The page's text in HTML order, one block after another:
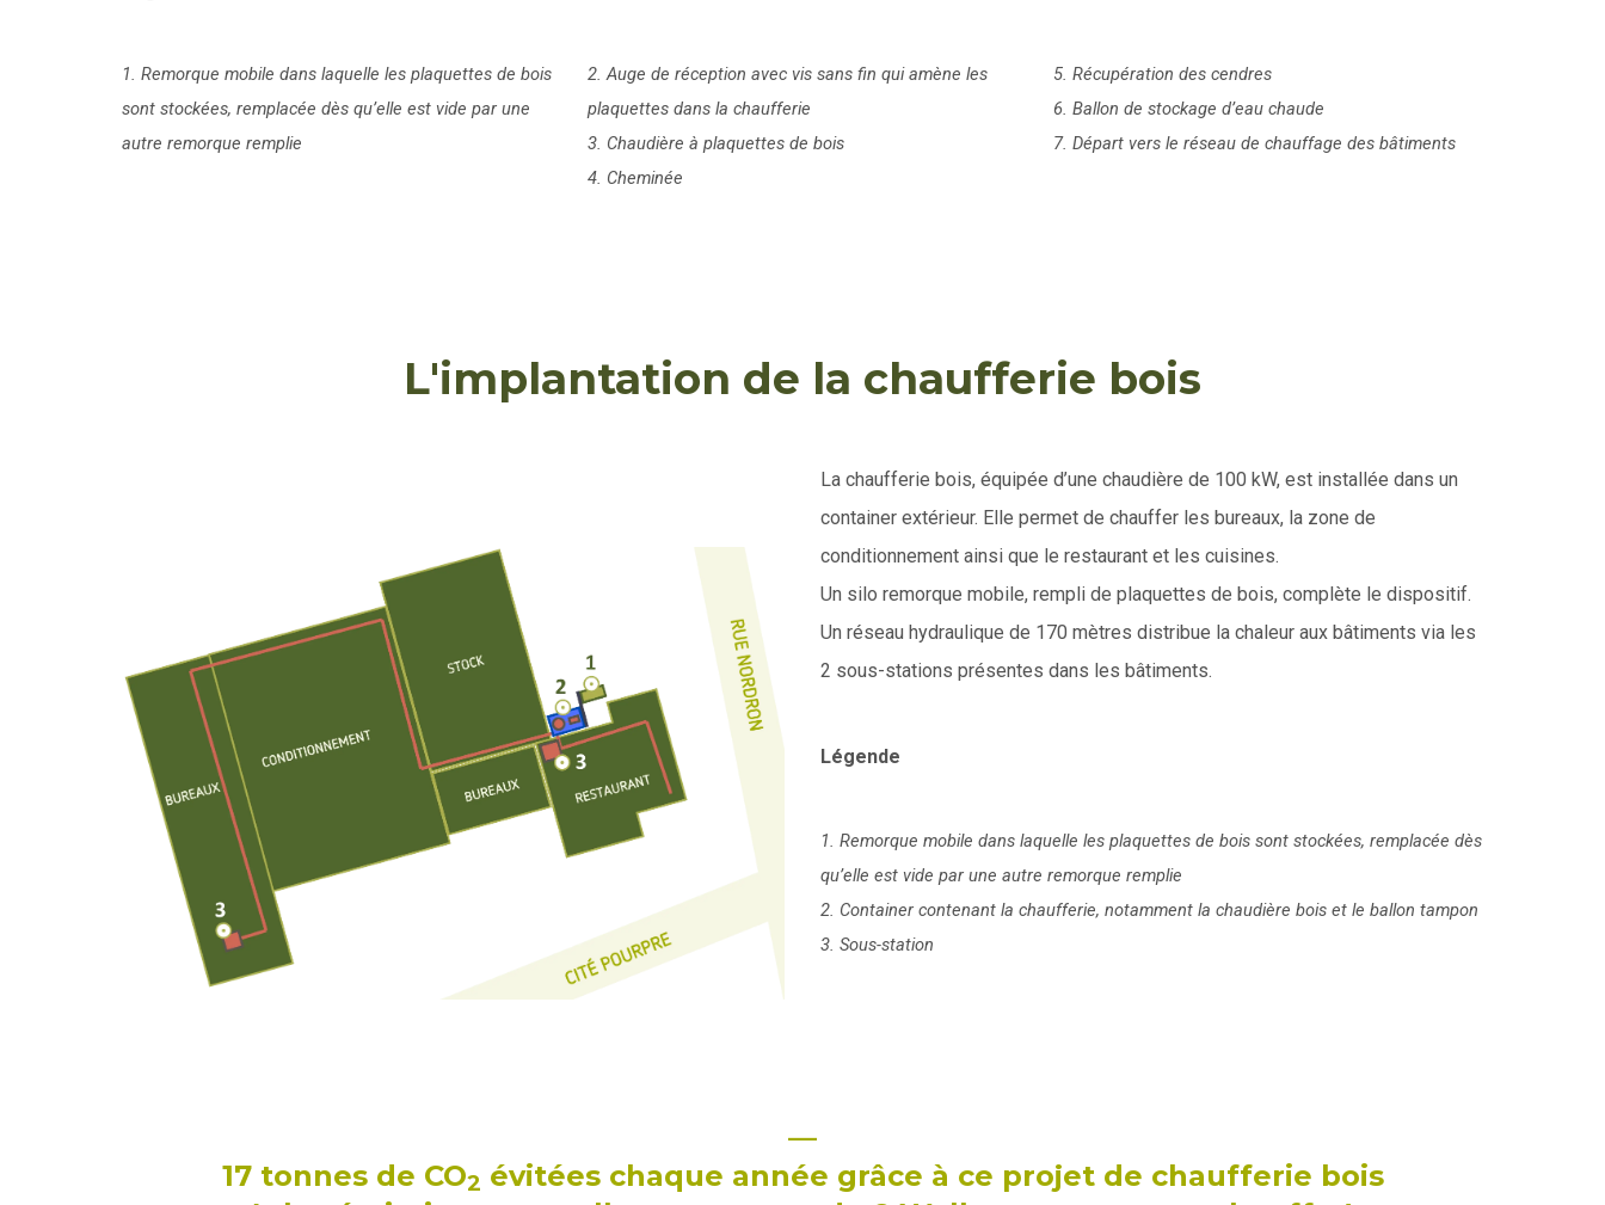
1. Remorque mobile dans laquelle les plaquettes de bois
sont stockées, remplacée dès qu’elle est vide par une
autre remorque remplie
2. Auge de réception avec vis sans fin qui amène les
plaquettes dans la chaufferie
3. Chaudière à plaquettes de bois
4. Cheminée
5. Récupération des cendres
6. Ballon de stockage d’eau chaude
7. Départ vers le réseau de chauffage des bâtiments
L'implantation de la chaufferie bois
La chaufferie bois, équipée d’une chaudière de 100 kW, est installée dans un
container extérieur. Elle permet de chauffer les bureaux, la zone de
conditionnement ainsi que le restaurant et les cuisines.
Un silo remorque mobile, rempli de plaquettes de bois, complète le dispositif.
Un réseau hydraulique de 170 mètres distribue la chaleur aux bâtiments via les
2 sous-stations présentes dans les bâtiments.
Légende
1. Remorque mobile dans laquelle les plaquettes de bois sont stockées, remplacée dès
qu’elle est vide par une autre remorque remplie
2. Container contenant la chaufferie, notamment la chaudière bois et le ballon tampon
3. Sous-station
—
17 tonnes de CO2 évitées chaque année grâce à ce projet de chaufferie bois